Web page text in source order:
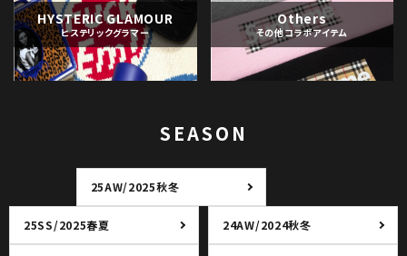
HYSTERIC GLAMOUR
ヒステリックグラマー
Others
その他コラボアイテム
SEASON
25AW/2025秋冬
25SS/2025春夏 24AW/2024秋冬